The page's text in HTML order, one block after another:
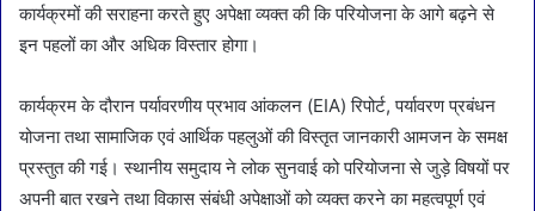
कार्यक्रमों की सराहना करते हुए अपेक्षा व्यक्त की कि परियोजना के आगे बढ़ने से
इन पहलों का और अधिक विस्तार होगा।
कार्यक्रम के दौरान पर्यावरणीय प्रभाव आंकलन (EIA) रिपोर्ट, पर्यावरण प्रबंधन
योजना तथा सामाजिक एवं आर्थिक पहलुओं की विस्तृत जानकारी आमजन के समक्ष
प्रस्तुत की गई। स्थानीय समुदाय ने लोक सुनवाई को परियोजना से जुड़े विषयों पर
अपनी बात रखने तथा विकास संबंधी अपेक्षाओं को व्यक्त करने का महत्वपूर्ण एवं